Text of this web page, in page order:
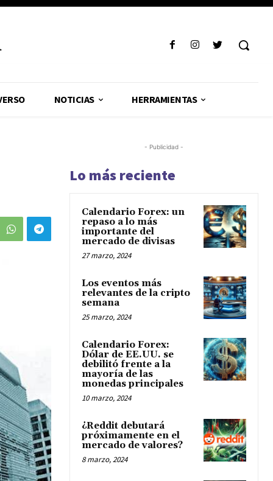
NOTICIAS HERRAMIENTAS
- Publicidad -
Lo más reciente
Calendario Forex: un
repaso a lo más
importante del
mercado de divisas
27 marzo, 2024
Los eventos más
relevantes de la cripto
semana
25 marzo, 2024
Calendario Forex:
Dólar de EE.UU. se
debilitó frente a la
mayoría de las
monedas principales
10 marzo, 2024
¿Reddit debutará
próximamente en el
mercado de valores?
8 marzo, 2024